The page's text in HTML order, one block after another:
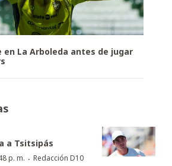
en La Arboleda antes de jugar
a Tsitsipás
p. m. · Redacción D10